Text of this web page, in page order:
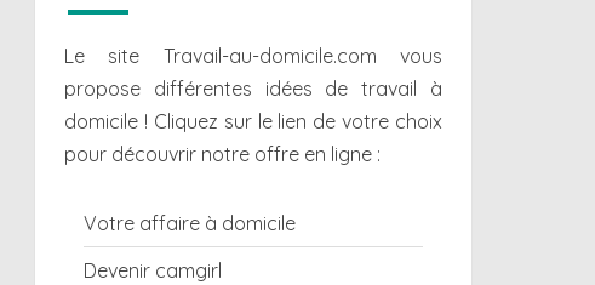
Le site Travail-au-domicile.com vous
propose différentes idées de travail à
domicile ! Cliquez sur le lien de votre choix
pour découvrir notre offre en ligne :
Votre affaire à domicile
Devenir camgirl